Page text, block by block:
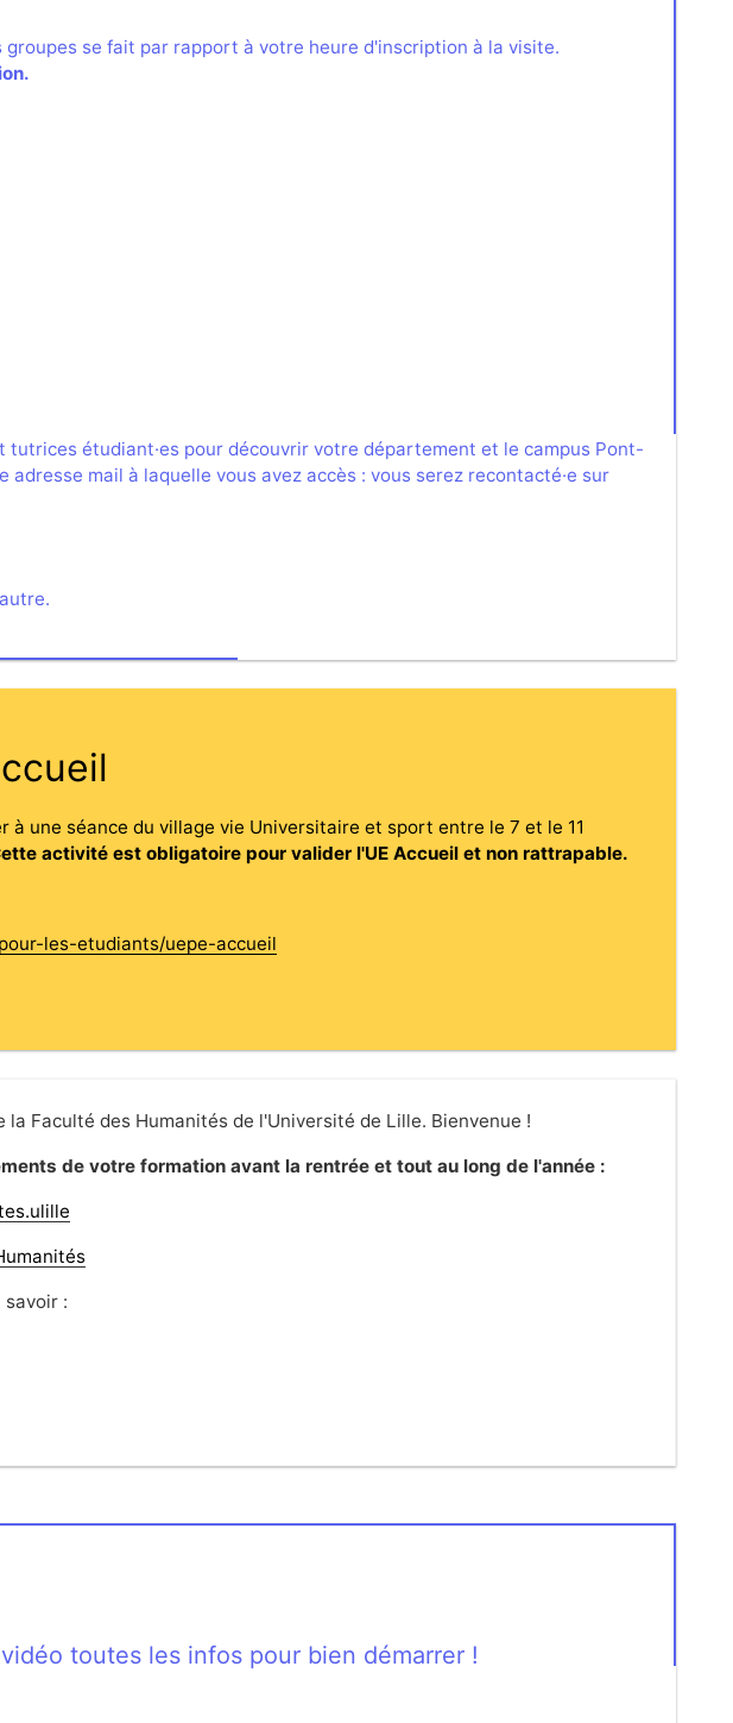
se fait par rapport à votre heure d'inscription à la visite.
étudiant·es pour découvrir votre département et le campus Pont-
mail à laquelle vous avez accès : vous serez recontacté·e sur
une séance du village vie Universitaire et sport entre le 7 et le 11
activité est obligatoire pour valider l'UE Accueil et non rattrapable.
les-etudiants/uepe-accueil
Faculté des Humanités de l'Université de Lille. Bienvenue !
de votre formation avant la rentrée et tout au long de l'année :
:
toutes les infos pour bien démarrer !